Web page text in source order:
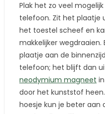
Plak het zo veel
telefoon. Zit het plaatje
het toestel scheef en
makkelijker wegdraaien.
plaatje aan de
telefoon; het blijft dan
neodymium magneet
door het kunststof
hoesje kun je beter aan